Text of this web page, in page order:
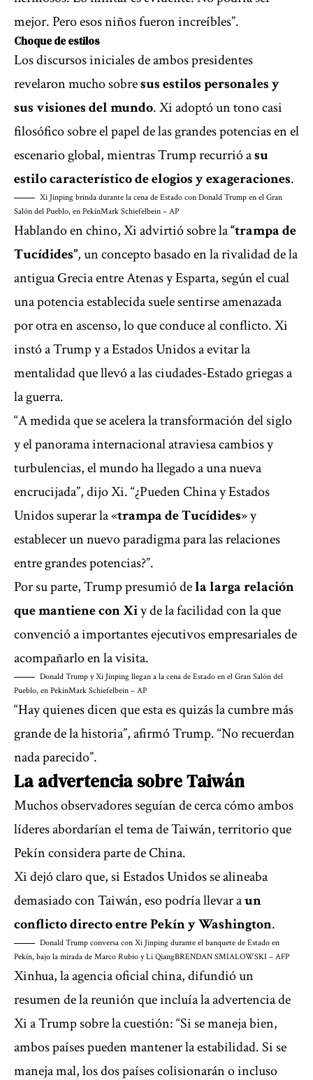
mejor. Pero esos niños fueron increíbles”.
Choque de estilos
Los discursos iniciales de ambos presidentes
revelaron mucho sobresus estilos personales y
sus visiones del mundo. Xi adoptó un tono casi
filosófico sobre el papel de las grandes potencias en el
escenario global, mientras Trump recurrió asu
estilo característico de elogios y exageraciones.
Xi Jinping brinda durante la cena de Estado con Donald Trump en el Gran
Salón del Pueblo, en PekínMark Schiefelbein – AP
Hablando en chino, Xi advirtió sobre la“trampa de
Tucídides”, un concepto basado en la rivalidad de la
antigua Grecia entre Atenas y Esparta, según el cual
una potencia establecida suele sentirse amenazada
por otra en ascenso, lo que conduce al conflicto. Xi
instó a Trump y a Estados Unidos a evitar la
mentalidad que llevó a las ciudades-Estado griegas a
la guerra.
“A medida que se acelera la transformación del siglo
y el panorama internacional atraviesa cambios y
turbulencias, el mundo ha llegado a una nueva
encrucijada”, dijo Xi. “¿Pueden China y Estados
Unidos superar la «trampa de Tucídides» y
establecer un nuevo paradigma para las relaciones
entre grandes potencias?”.
Por su parte, Trump presumió dela larga relación
que mantiene con Xiy de la facilidad con la que
convenció a importantes ejecutivos empresariales de
acompañarlo en la visita.
Donald Trump y Xi Jinping llegan a la cena de Estado en el Gran Salón del
Pueblo, en PekínMark Schiefelbein – AP
“Hay quienes dicen que esta es quizás la cumbre más
grande de la historia”, afirmó Trump. “No recuerdan
nada parecido”.
La advertencia sobre Taiwán
Muchos observadores seguían de cerca cómo ambos
líderes abordarían el tema de Taiwán, territorio que
Pekín considera parte de China.
Xi dejó claro que, si Estados Unidos se alineaba
demasiado con Taiwán, eso podría llevar aun
conflicto directo entre Pekín y Washington.
Donald Trump conversa con Xi Jinping durante el banquete de Estado en
Pekín, bajo la mirada de Marco Rubio y Li QiangBRENDAN SMIALOWSKI – AFP
Xinhua, la agencia oficial china, difundió un
resumen de la reunión que incluía la advertencia de
Xi a Trump sobre la cuestión: “Si se maneja bien,
ambos países pueden mantener la estabilidad. Si se
maneja mal, los dos países colisionarán o incluso